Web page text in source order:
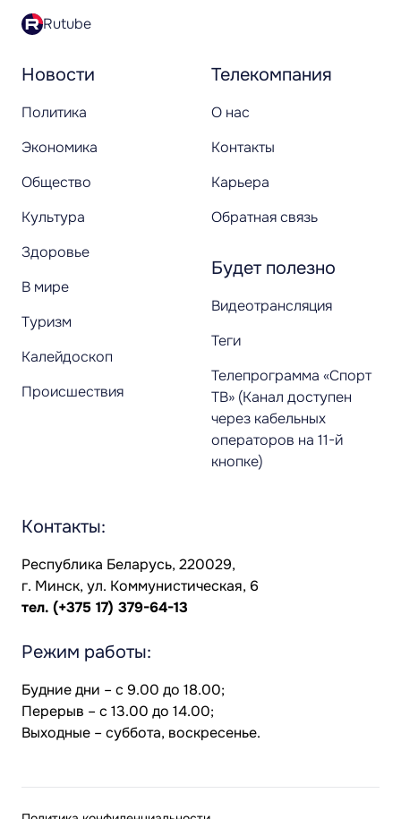
Новости
Политика
Экономика
Общество
Культура
Здоровье
В мире
Туризм
Калейдоскоп
Происшествия
Телекомпания
О нас
Контакты
Карьера
Обратная связь
Будет полезно
Видеотрансляция
Теги
Телепрограмма «Спорт
ТВ» (Канал доступен
через кабельных
операторов на 11-й
кнопке)
Rutube
Контакты:
Республика Беларусь, 220029,
г. Минск, ул. Коммунистическая, 6
тел. (+375 17) 379-64-13
Режим работы:
Будние дни – с 9.00 до 18.00;
Перерыв – с 13.00 до 14.00;
Выходные – суббота, воскресенье.